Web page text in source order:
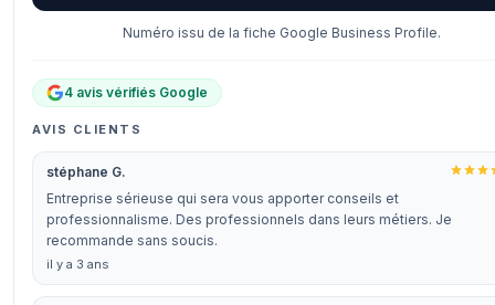
Numéro issu de la fiche Google Business Profile.
4 avis vérifiés Google
AVIS CLIENTS
stéphane G.
Entreprise sérieuse qui sera vous apporter conseils et
professionnalisme. Des professionnels dans leurs métiers. Je
recommande sans soucis.
il y a 3 ans